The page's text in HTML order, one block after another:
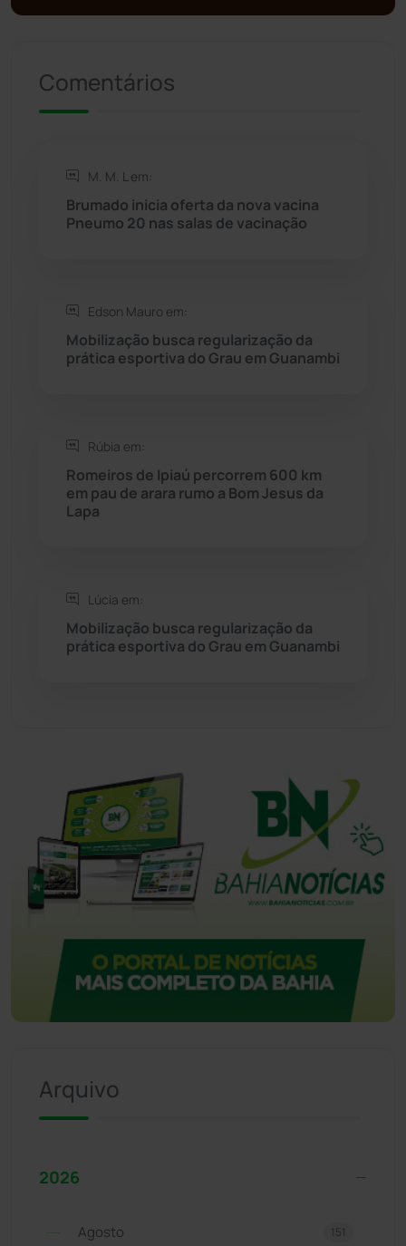
Política (03)
Riacho de Santana
Rio de Contas
Rio do Antônio
Saúde
Seabra (50)
Sítio do Mato
Sudoeste Baiano
Comentários
M. M. L em:
Brumado inicia oferta da nova vacina
Pneumo 20 nas salas de vacinação
Edson Mauro em:
Mobilização busca regularização da
prática esportiva do Grau em Guanambi
Rúbia em:
Romeiros de Ipiaú percorrem 600 km
em pau de arara rumo a Bom Jesus da
Lapa
Lúcia em:
Mobilização busca regularização da
prática esportiva do Grau em Guanambi
Arquivo
2026
Agosto 151